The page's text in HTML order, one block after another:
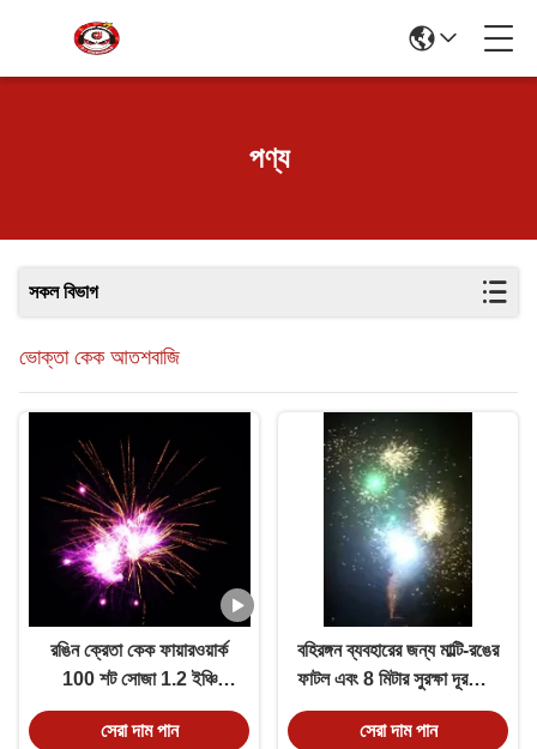
পণ্য
সকল বিভাগ
ভোক্তা কেক আতশবাজি
রঙিন ক্রেতা কেক ফায়ারওয়ার্ক
100 শট সোজা 1.2 ইঞ্চি
Liuyang থেকে
সেরা দাম পান
বহিরঙ্গন ব্যবহারের জন্য মাল্টি-রঙের
ফাটল এবং 8 মিটার সুরক্ষা দূরত্বের
সাথে কাস্টমাইজড গ্রাহক কেক
ফায়ারওয়ার্ক
সেরা দাম পান